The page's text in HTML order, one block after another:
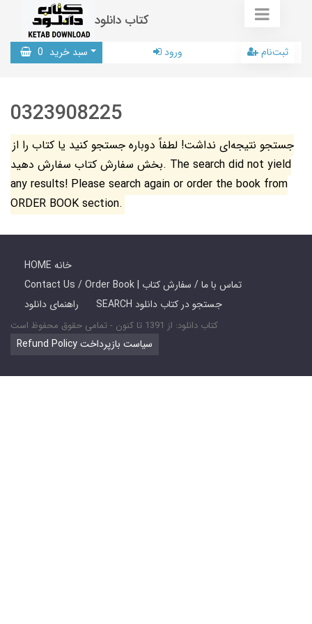
کتاب دانلود
سبد خرید 0 ورود ثبت‌نام
0323908225
جستجو نتیجه‌ای نداشت! لطفاً دوباره جستجو کنید یا کتاب را از
بخش سفارش کتاب سفارش دهید. The search did not yield
any results! Please search again or order the book from
ORDER BOOK section.
HOME خانه
Contact Us / Order Book | تماس با ما / سفارش کتاب
راهنمای دانلود
SEARCH جستجو در کتاب دانلود
کتاب دانلود: از 1391 تا کنون - تمامی حقوق محفوظ است
Refund Policy سیاست بازپرداخت